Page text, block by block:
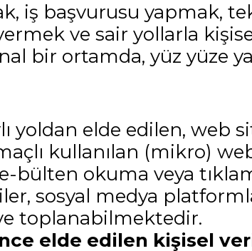
iş başvurusu yapmak,
ve sair yollarla
bir ortamda, yüz yüze ya
yoldan elde edilen, web
kullanılan (mikro)
bülten okuma veya
sosyal medya
toplanabilmektedir.
elde edilen kişisel